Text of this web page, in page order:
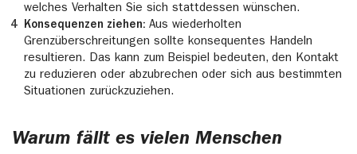
welches Verhalten Sie sich stattdessen wünschen.
Konsequenzen ziehen: Aus wiederholten
Grenzüberschreitungen sollte konsequentes Handeln
resultieren. Das kann zum Beispiel bedeuten, den Kontakt
zu reduzieren oder abzubrechen oder sich aus bestimmten
Situationen zurückzuziehen.
Warum fällt es vielen Menschen